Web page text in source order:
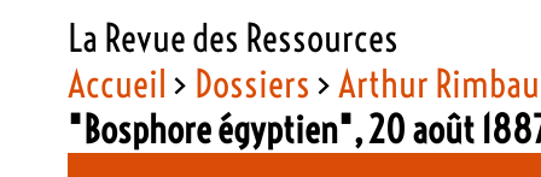
La Revue des Ressources
Accueil > Dossiers >Arthur
"Bosphore égyptien", 20 août